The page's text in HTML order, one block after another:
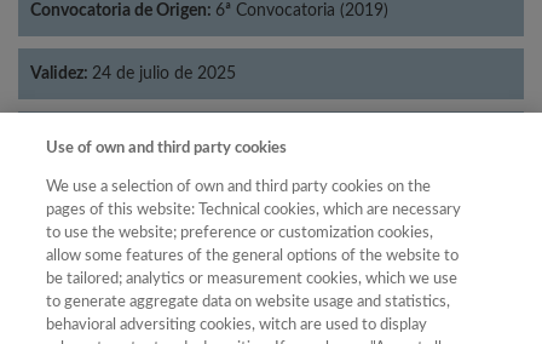
Convocatoria de Origen: 6ª Convocatoria (2019)
Validez: 24 de julio de 2025
Categorías: Literatura
Año
Año Filtrar
Use of own and third party cookies
We use a selection of own and third party cookies on the
pages of this website: Technical cookies, which are necessary
to use the website; preference or customization cookies,
allow some features of the general options of the website to
be tailored; analytics or measurement cookies, which we use
to generate aggregate data on website usage and statistics,
behavioral adversiting cookies, witch are used to display